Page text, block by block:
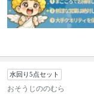
水回り5点セット
おそうじののむら